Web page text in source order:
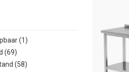
(1)
(69)
(58)